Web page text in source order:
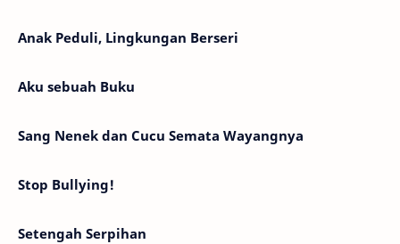
Anak Peduli, Lingkungan Berseri
Aku sebuah Buku
Sang Nenek dan Cucu Semata Wayangnya
Stop Bullying!
Setengah Serpihan